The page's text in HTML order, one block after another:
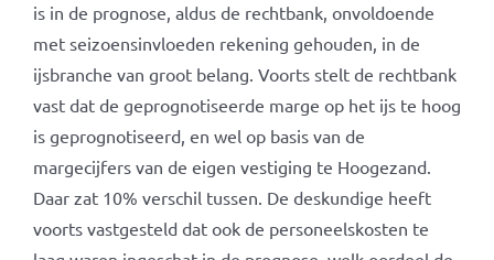
is in de prognose, aldus de rechtbank, onvoldoende
met seizoensinvloeden rekening gehouden, in de
ijsbranche van groot belang. Voorts stelt de rechtbank
vast dat de geprognotiseerde marge op het ijs te hoog
is geprognotiseerd, en wel op basis van de
margecijfers van de eigen vestiging te Hoogezand.
Daar zat 10% verschil tussen. De deskundige heeft
voorts vastgesteld dat ook de personeelskosten te